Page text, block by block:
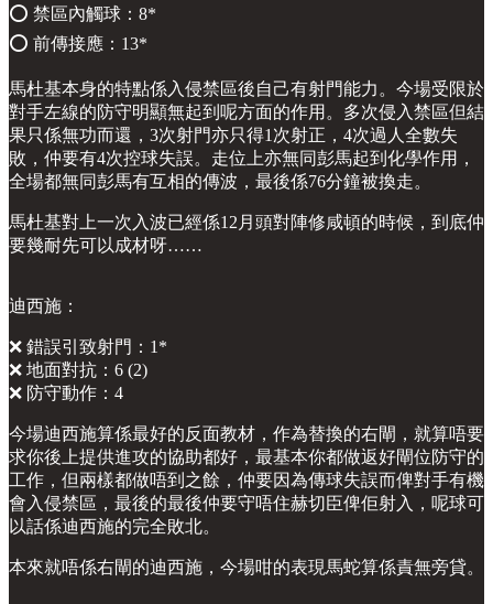
⭕️ 禁區內觸球：8*
⭕️ 前傳接應：13*
馬杜基本身的特點係入侵禁區後自己有射門能力。今場受限於
對手左線的防守明顯無起到呢方面的作用。多次侵入禁區但結
果只係無功而還，3次射門亦只得1次射正，4次過人全數失
敗，仲要有4次控球失誤。走位上亦無同彭馬起到化學作用，
全場都無同彭馬有互相的傳波，最後係76分鐘被換走。
馬杜基對上一次入波已經係12月頭對陣修咸頓的時候，到底仲
要幾耐先可以成材呀……
迪西施：
❌ 錯誤引致射門：1*
❌ 地面對抗：6 (2)
❌ 防守動作：4
今場迪西施算係最好的反面教材，作為替換的右閘，就算唔要
求你後上提供進攻的協助都好，最基本你都做返好閘位防守的
工作，但兩樣都做唔到之餘，仲要因為傳球失誤而俾對手有機
會入侵禁區，最後的最後仲要守唔住赫切臣俾佢射入，呢球可
以話係迪西施的完全敗北。
本來就唔係右閘的迪西施，今場咁的表現馬蛇算係責無旁貸。